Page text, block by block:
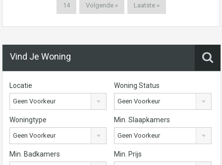
14 Volgende » Laatste »
Vind Je Woning
Locatie
Geen Voorkeur
Woning Status
Geen Voorkeur
Woningtype
Geen Voorkeur
Min. Slaapkamers
Geen Voorkeur
Min. Badkamers Min. Prijs